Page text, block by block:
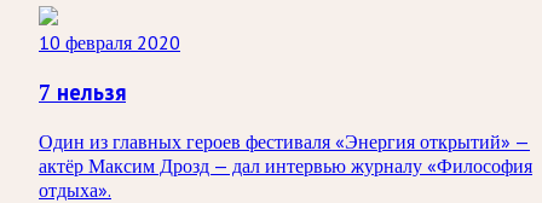
10 февраля 2020
7 нельзя
Один из главных героев фестиваля «Энергия открытий» —
актёр Максим Дрозд — дал интервью журналу «Философия
отдыха».